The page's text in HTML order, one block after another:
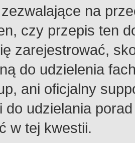
na
czy przepis ten
zarejestrować,
do udzielenia
ani oficjalny
do udzielania
w tej kwestii.